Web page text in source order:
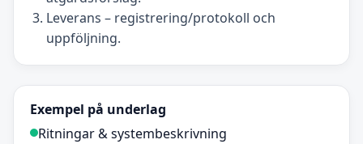
Leverans – registrering/protokoll och
uppföljning.
Exempel på underlag
Ritningar & systembeskrivning